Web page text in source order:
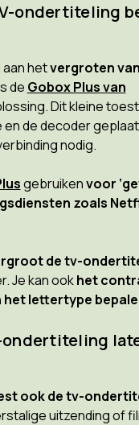
ondertiteling
aan hetvergroten van
de Gobox Plus van
Dit kleine
de decoder
nodig.
gebruikenvoor
zoals
de tv-
Je kan ookhet
het lettertype
ondertiteling
ook de tv-
uitzending of